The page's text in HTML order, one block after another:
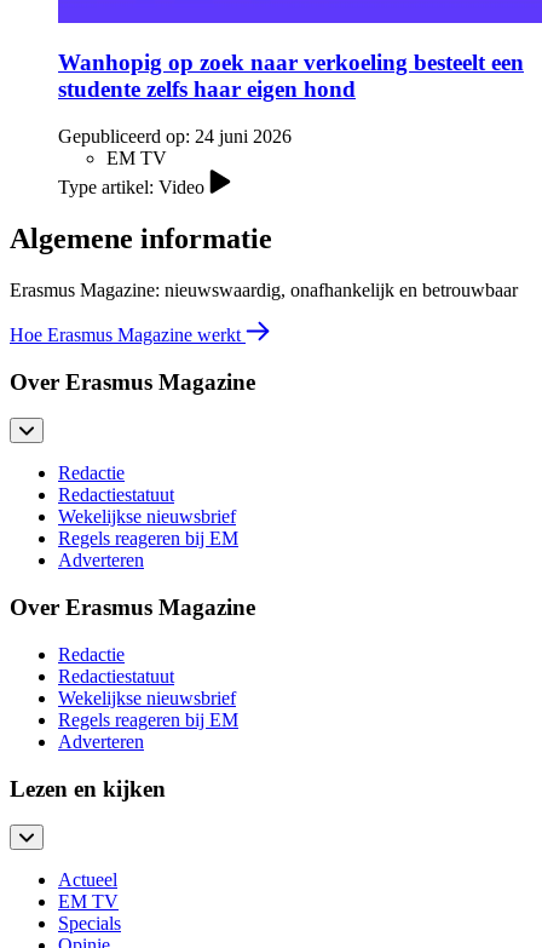
Wanhopig op zoek naar verkoeling besteelt een
studente zelfs haar eigen hond
Gepubliceerd op: 24 juni 2026
EM TV
Type artikel: Video
Algemene informatie
Erasmus Magazine: nieuwswaardig, onafhankelijk en betrouwbaar
Hoe Erasmus Magazine werkt
Over Erasmus Magazine
Redactie
Redactiestatuut
Wekelijkse nieuwsbrief
Regels reageren bij EM
Adverteren
Over Erasmus Magazine
Redactie
Redactiestatuut
Wekelijkse nieuwsbrief
Regels reageren bij EM
Adverteren
Lezen en kijken
Actueel
EM TV
Specials